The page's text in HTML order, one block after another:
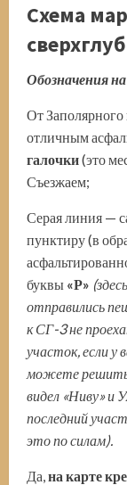
Схема
Обозначения
От
отличным
галочки(это
Съезжаем;
Серая линия —
пунктиру (в
буквы «Р»
отправились
к СГ-3 не
участок, если у
можете
видел «Ниву» и
последний
это по силам).
Да,на карте